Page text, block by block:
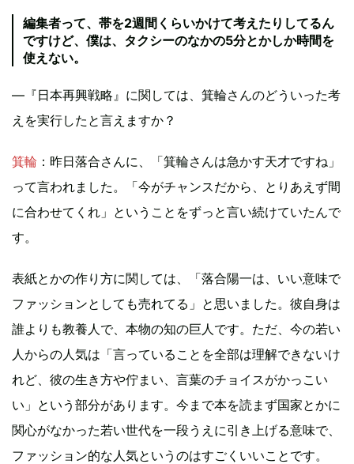
編集者って、帯を2週間くらいかけて考えたりしてるん
ですけど、僕は、タクシーのなかの5分とかしか時間を
使えない。
—『日本再興戦略』に関しては、箕輪さんのどういった考
えを実行したと言えますか？
箕輪 ：昨日落合さんに、「箕輪さんは急かす天才ですね」
って言われました。「今がチャンスだから、とりあえず間
に合わせてくれ」ということをずっと言い続けていたんで
す。
表紙とかの作り方に関しては、「落合陽一は、いい意味で
ファッションとしても売れてる」と思いました。彼自身は
誰よりも教養人で、本物の知の巨人です。ただ、今の若い
人からの人気は「言っていることを全部は理解できないけ
れど、彼の生き方や佇まい、言葉のチョイスがかっこい
い」という部分があります。今まで本を読まず国家とかに
関心がなかった若い世代を一段うえに引き上げる意味で、
ファッション的な人気というのはすごくいいことです。